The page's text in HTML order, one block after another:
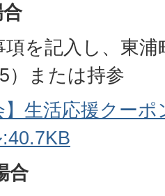
項を記入し、東
）または持参
】生活応援クー
合